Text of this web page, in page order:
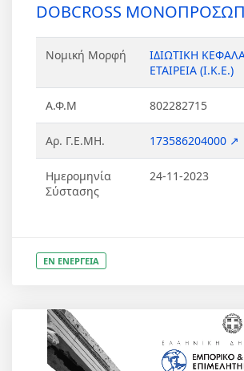
DOBCROSS
Νομική Μορφή
ΙΔΙΩΤΙΚΗ
ΕΤΑΙΡΕΙΑ (Ι.Κ.Ε.)
Α.Φ.Μ 802282715
Αρ. Γ.Ε.ΜΗ. 173586204000 ↗
Ημερομηνία
Σύστασης
24-11-2023
ΕΝ ΕΝΕΡΓΕΙΑ